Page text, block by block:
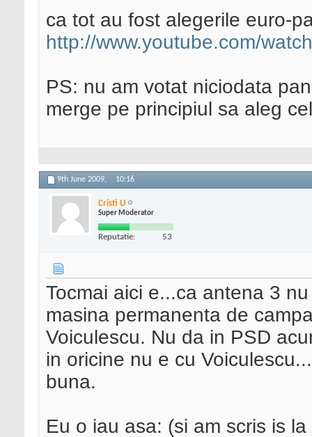
ca tot au fost alegerile euro-
http://www.youtube.com/
PS: nu am votat niciodata
merge pe principiul sa aleg
9th June 2009, 10:16
Cristi U
Super Moderator
Reputatie: 53
Tocmai aici e...ca antena 3
masina permanenta de
Voiculescu. Nu da in PSD
in oricine nu e cu
buna.
Eu o iau asa: (si am scris is